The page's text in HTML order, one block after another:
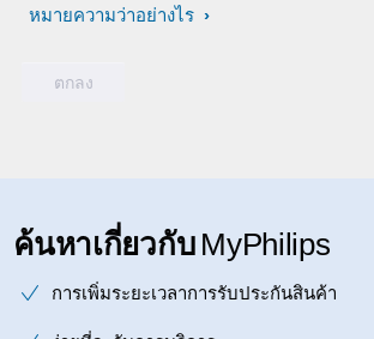
หมายความว่าอย่างไร
ค้นหาเกี่ยวกับ MyPhilips
การเพิ่มระยะเวลาการรับประกันสินค้า